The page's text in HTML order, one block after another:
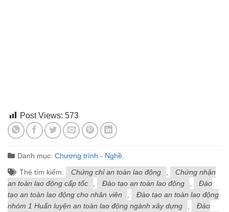
Post Views: 573
Danh mục: Chương trình - Nghề
Thẻ tìm kiếm:
Chứng chỉ an toàn lao động
Chứng nhận
an toàn lao động cấp tốc
Đào tạo an toàn lao động
Đào
tạo an toàn lao động cho nhân viên
Đào tạo an toàn lao động
nhóm 1 Huấn luyện an toàn lao động ngành xây dựng
Đào